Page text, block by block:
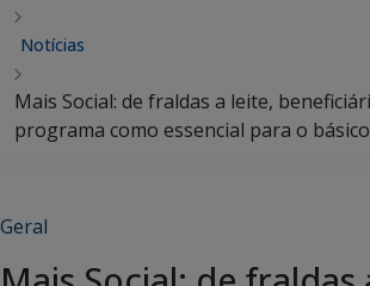
Notícias
Mais Social: de fraldas a leite,
programa como essencial para o
Geral